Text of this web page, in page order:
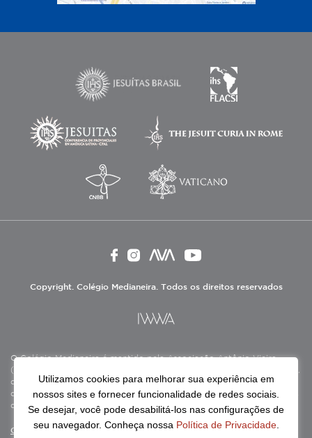
Copyright. Colégio Medianeira. Todos os direitos reservados
O Colégio Medianeira é mantido pela Associação Antônio Vieira
(ASAV), instituição de direito privado sem fins lucrativos, filantrópica,
de natureza educativa, cultural, assistencial e beneficente, certificada
como Entidade Beneficente de Assistência Social (CEBAS), nas áreas
de educação e assistência social.
Continue lendo
Utilizamos cookies para melhorar sua experiência em
nossos sites e fornecer funcionalidade de redes sociais.
Se desejar, você pode desabilitá-los nas configurações de
seu navegador. Conheça nossa Política de Privacidade.